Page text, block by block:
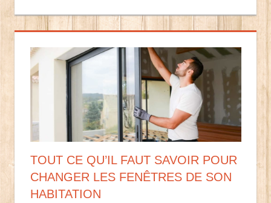
TOUT CE QU’IL FAUT SAVOIR POUR
CHANGER LES FENÊTRES DE SON
HABITATION